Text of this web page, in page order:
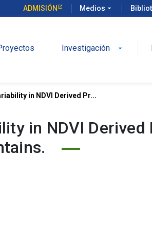
ADMISIÓN Medios arrow_drop_down
Investigación arrow_drop_down
in NDVI Derived Pr...
in NDVI